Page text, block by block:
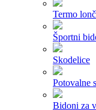
Termo
Športni
Skodelice
Potovalne
Bidoni za